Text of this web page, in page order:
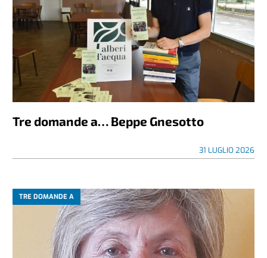
Tre domande a… Beppe Gnesotto
31 LUGLIO 2026
TRE DOMANDE A